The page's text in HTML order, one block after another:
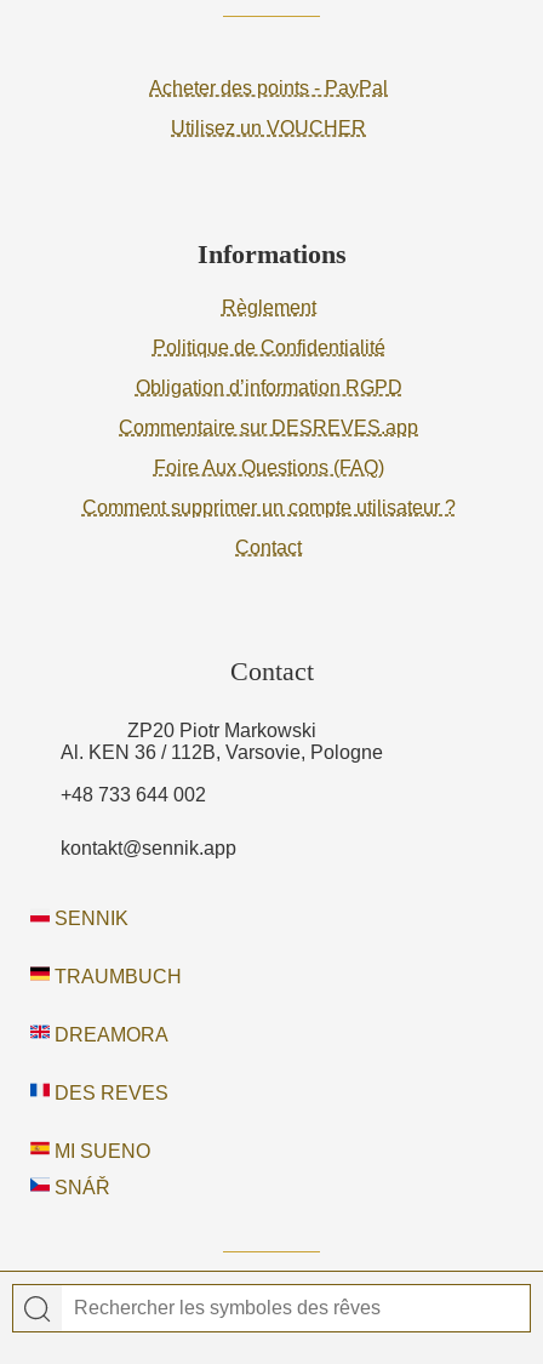
Acheter des points - PayPal
Utilisez un VOUCHER
Informations
Règlement
Politique de Confidentialité
Obligation d’information RGPD
Commentaire sur DESREVES.app
Foire Aux Questions (FAQ)
Comment supprimer un compte utilisateur ?
Contact
Contact
ZP20 Piotr Markowski
Al. KEN 36 / 112B, Varsovie, Pologne
+48 733 644 002
kontakt@sennik.app
SENNIK
TRAUMBUCH
DREAMORA
DES REVES
MI SUENO
SNÁŘ
© 2026 DES REVES